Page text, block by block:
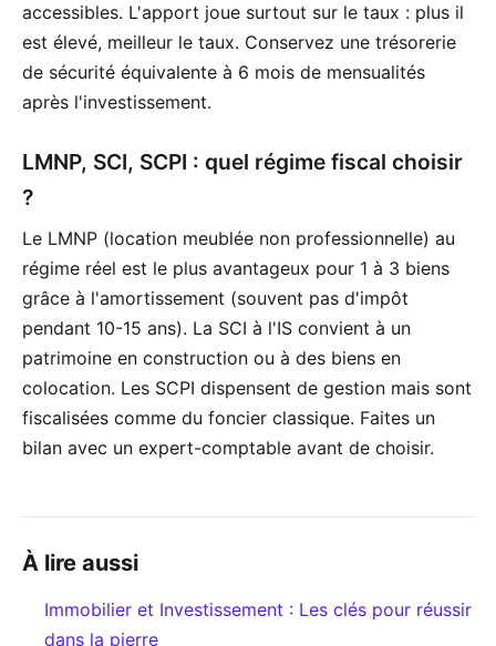
accessibles. L'apport joue surtout sur le taux : plus il
est élevé, meilleur le taux. Conservez une trésorerie
de sécurité équivalente à 6 mois de mensualités
après l'investissement.
LMNP, SCI, SCPI : quel régime fiscal choisir
?
Le LMNP (location meublée non professionnelle) au
régime réel est le plus avantageux pour 1 à 3 biens
grâce à l'amortissement (souvent pas d'impôt
pendant 10-15 ans). La SCI à l'IS convient à un
patrimoine en construction ou à des biens en
colocation. Les SCPI dispensent de gestion mais sont
fiscalisées comme du foncier classique. Faites un
bilan avec un expert-comptable avant de choisir.
À lire aussi
Immobilier et Investissement : Les clés pour réussir
dans la pierre